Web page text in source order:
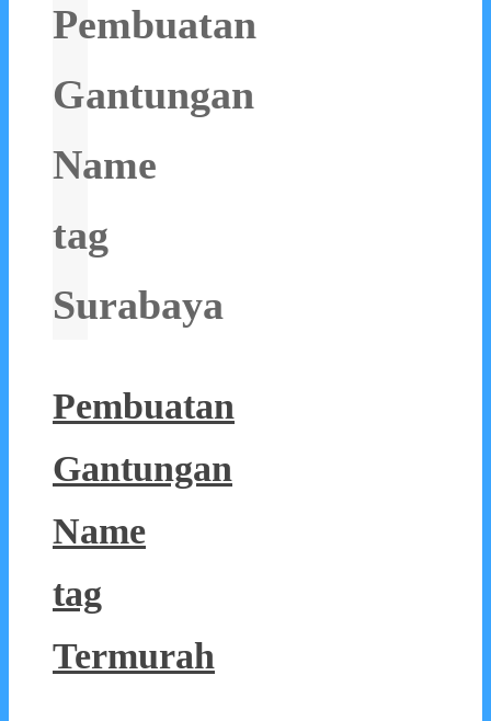
Pembuatan
Gantungan
Name
tag
Surabaya
Pembuatan
Gantungan
Name
tag
Termurah